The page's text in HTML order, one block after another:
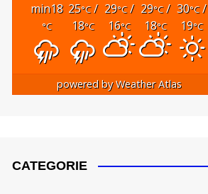
min18
°C
25°C/
18°C
29°C/
16°C
29°C/
18°C
30°C/
19°C
powered byWeather Atlas
CATEGORIE